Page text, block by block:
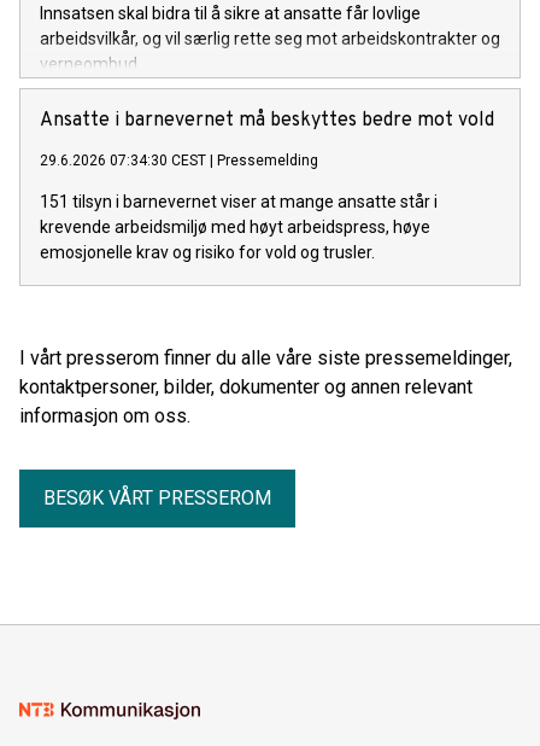
Innsatsen skal bidra til å sikre at ansatte får lovlige
arbeidsvilkår, og vil særlig rette seg mot arbeidskontrakter og
verneombud.
Ansatte i barnevernet må beskyttes bedre mot vold
29.6.2026 07:34:30 CEST Pressemelding
151 tilsyn i barnevernet viser at mange ansatte står i
krevende arbeidsmiljø med høyt arbeidspress, høye
emosjonelle krav og risiko for vold og trusler.
I vårt presserom finner du alle våre siste pressemeldinger,
kontaktpersoner, bilder, dokumenter og annen relevant
informasjon om oss.
BESØK VÅRT PRESSEROM